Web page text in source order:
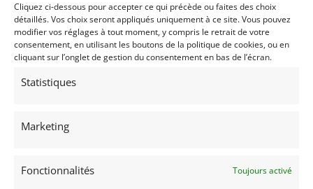
Cliquez ci-dessous pour accepter ce qui précède ou faites des choix
détaillés. Vos choix seront appliqués uniquement à ce site. Vous pouvez
modifier vos réglages à tout moment, y compris le retrait de votre
consentement, en utilisant les boutons de la politique de cookies, ou en
cliquant sur l’onglet de gestion du consentement en bas de l’écran.
Statistiques
Marketing
Fonctionnalités Toujours activé
Demandez une expertise de ce modèle
Partager cette annonce
Voir les 161 annonces de